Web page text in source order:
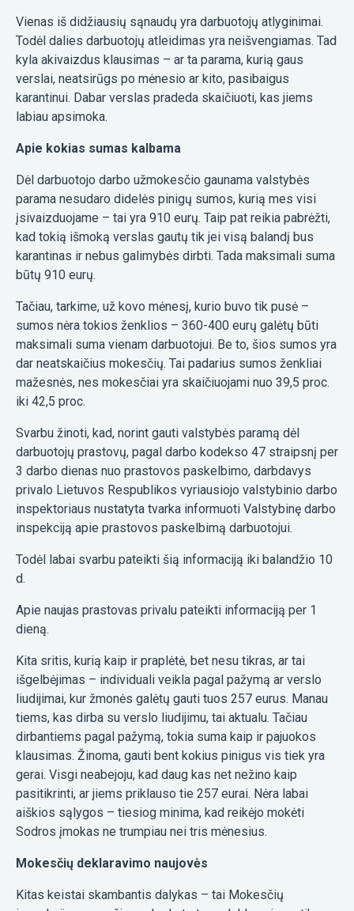
Vienas iš didžiausių sąnaudų yra darbuotojų atlyginimai.
Todėl dalies darbuotojų atleidimas yra neišvengiamas. Tad
kyla akivaizdus klausimas – ar ta parama, kurią gaus
verslai, neatsirūgs po mėnesio ar kito, pasibaigus
karantinui. Dabar verslas pradeda skaičiuoti, kas jiems
labiau apsimoka.
Apie kokias sumas kalbama
Dėl darbuotojo darbo užmokesčio gaunama valstybės
parama nesudaro didelės pinigų sumos, kurią mes visi
įsivaizduojame – tai yra 910 eurų. Taip pat reikia pabrėžti,
kad tokią išmoką verslas gautų tik jei visą balandį bus
karantinas ir nebus galimybės dirbti. Tada maksimali suma
būtų 910 eurų.
Tačiau, tarkime, už kovo mėnesį, kurio buvo tik pusė –
sumos nėra tokios ženklios – 360-400 eurų galėtų būti
maksimali suma vienam darbuotojui. Be to, šios sumos yra
dar neatskaičius mokesčių. Tai padarius sumos ženkliai
mažesnės, nes mokesčiai yra skaičiuojami nuo 39,5 proc.
iki 42,5 proc.
Svarbu žinoti, kad, norint gauti valstybės paramą dėl
darbuotojų prastovų, pagal darbo kodekso 47 straipsnį per
3 darbo dienas nuo prastovos paskelbimo, darbdavys
privalo Lietuvos Respublikos vyriausiojo valstybinio darbo
inspektoriaus nustatyta tvarka informuoti Valstybinę darbo
inspekciją apie prastovos paskelbimą darbuotojui.
Todėl labai svarbu pateikti šią informaciją iki balandžio 10
d.
Apie naujas prastovas privalu pateikti informaciją per 1
dieną.
Kita sritis, kurią kaip ir praplėtė, bet nesu tikras, ar tai
išgelbėjimas – individuali veikla pagal pažymą ar verslo
liudijimai, kur žmonės galėtų gauti tuos 257 eurus. Manau
tiems, kas dirba su verslo liudijimu, tai aktualu. Tačiau
dirbantiems pagal pažymą, tokia suma kaip ir pajuokos
klausimas. Žinoma, gauti bent kokius pinigus vis tiek yra
gerai. Visgi neabejoju, kad daug kas net nežino kaip
pasitikrinti, ar jiems priklauso tie 257 eurai. Nėra labai
aiškios sąlygos – tiesiog minima, kad reikėjo mokėti
Sodros įmokas ne trumpiau nei tris mėnesius.
Mokesčių deklaravimo naujovės
Kitas keistai skambantis dalykas – tai Mokesčių